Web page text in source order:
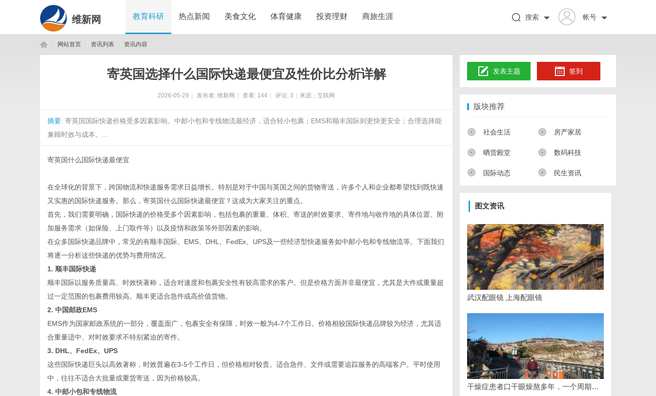
维新网 教育科研 热点新闻 美食文化 体育健康 投资理财 商旅生涯 帐号
搜索
网站首页 资讯列表 资讯内容
寄英国选择什么国际快递最便宜及性价比分析详解
2026-05-29 发布者: 维新网 查看: 144 评论: 3 来源：互联网
摘要: 寄英国国际快递价格受多因素影响。中邮小包和专线物流最经济，适合轻小包裹；EMS和顺丰国际则更快更安全；合理选择能
兼顾时效与成本。...
寄英国什么国际快递最便宜
在全球化的背景下，跨国物流和快递服务需求日益增长。特别是对于中国与英国之间的货物寄送，许多个人和企业都希望找到既快速
又实惠的国际快递服务。那么，寄英国什么国际快递最便宜？这成为大家关注的重点。
首先，我们需要明确，国际快递的价格受多个因素影响，包括包裹的重量、体积、寄送的时效要求、寄件地与收件地的具体位置、附
加服务需求（如保险、上门取件等）以及疫情和政策等外部因素的影响。
在众多国际快递品牌中，常见的有顺丰国际、EMS、DHL、FedEx、UPS及一些经济型快递服务如中邮小包和专线物流等。下面我们
将逐一分析这些快递的优势与费用情况。
1. 顺丰国际快递
顺丰国际以服务质量高、时效快著称，适合对速度和包裹安全性有较高需求的客户。但是价格方面并非最便宜，尤其是大件或重量超
过一定范围的包裹费用较高。顺丰更适合急件或高价值货物。
2. 中国邮政EMS
EMS作为国家邮政系统的一部分，覆盖面广，包裹安全有保障，时效一般为4-7个工作日。价格相较国际快递品牌较为经济，尤其适
合重量适中、对时效要求不特别紧迫的寄件。
3. DHL、FedEx、UPS
这些国际快递巨头以高效著称，时效普遍在3-5个工作日，但价格相对较贵。适合急件、文件或需要追踪服务的高端客户。平时使用
中，往往不适合大批量或重货寄送，因为价格较高。
4. 中邮小包和专线物流
发表主题 签到
版块推荐
社会生活 房产家居
晒货殿堂 数码科技
国际动态 民生资讯
图文资讯
武汉配眼镜 上海配眼镜
干燥症患者口干眼燥熬多年，一个周期缓过来？老中医：一张辨证方对症，身体找回津液